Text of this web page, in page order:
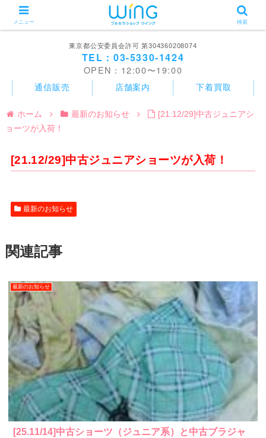
東京都公安委員会許可 第304360208074
TEL：03-5330-1424
OPEN：12:00〜19:00
通信販売 店舗案内 下着買取
ホーム 最新のお知らせ
[21.12/29]中古ジュニアシ
ョーツが入荷！
[21.12/29]中古ジュニアショーツが入荷！
最新のお知らせ
関連記事
最新のお知らせ
[25.11/14]中古ショーツ（ジュニア系）と中古ブラジャ
メニュー 検索